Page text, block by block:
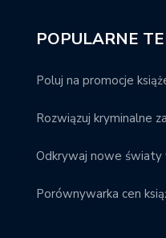
POPULARNE
Poluj na promocje
Rozwiązuj kryminalne
Odkrywaj nowe światy
Porównywarka cen